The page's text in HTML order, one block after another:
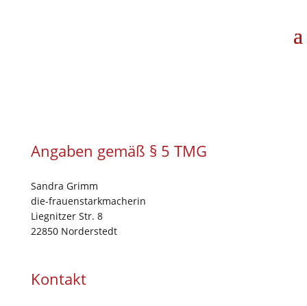
Anga­ben gemäß § 5 TMG
San­dra Grimm
die-frau­en­stark­ma­che­rin
Lie­gnit­zer Str. 8
22850 Nor­der­stedt
Kon­takt